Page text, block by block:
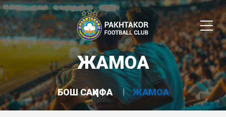
ЖАМОА
БОШ САҲИФА ЖАМОА